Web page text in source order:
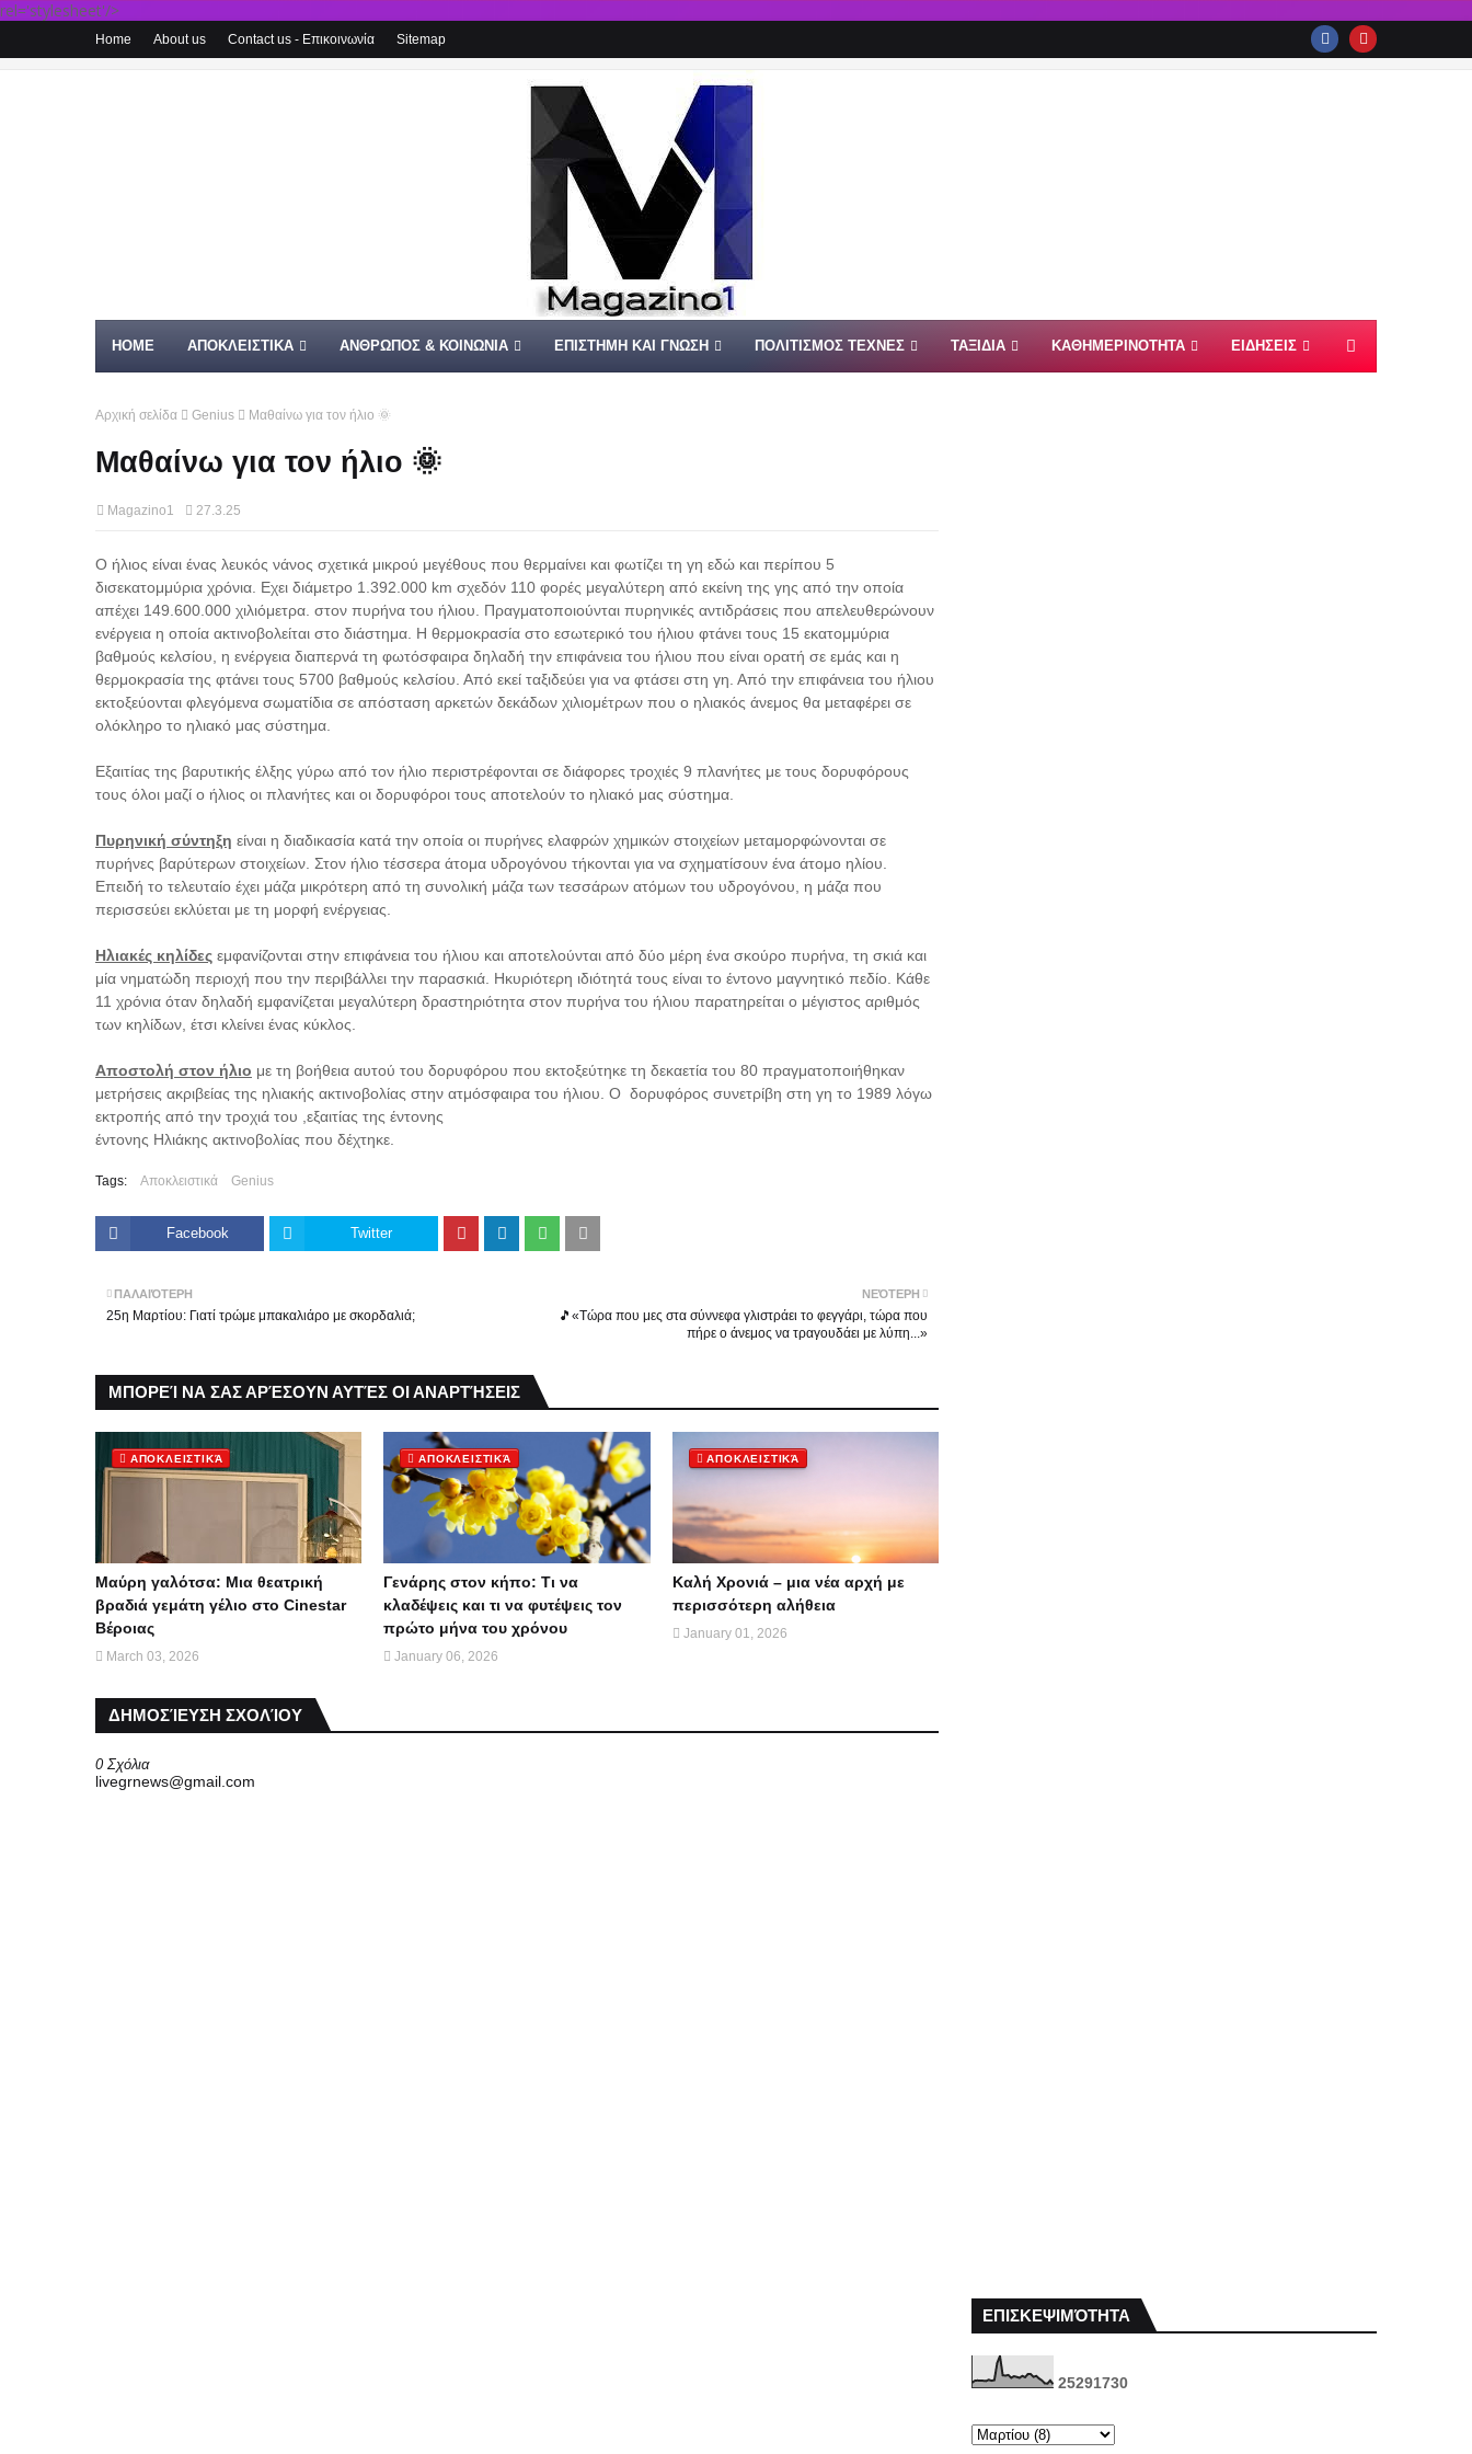
rel='stylesheet'/>
Home About us Contact us - Επικοινωνία Sitemap
HOME ΑΠΟΚΛΕΙΣΤΙΚΑ ΑΝΘΡΩΠΟΣ & ΚΟΙΝΩΝΙΑ ΕΠΙΣΤΗΜΗ ΚΑΙ ΓΝΩΣΗ ΠΟΛΙΤΙΣΜΟΣ ΤΕΧΝΕΣ ΤΑΞΙΔΙΑ ΚΑΘΗΜΕΡΙΝΟΤΗΤΑ ΕΙΔΗΣΕΙΣ
Αρχική σελίδα Genius Μαθαίνω για τον ήλιο 🌞
Μαθαίνω για τον ήλιο 🌞
Magazino1 27.3.25
Ο ήλιος είναι ένας λευκός νάνος σχετικά μικρού μεγέθους που θερμαίνει και φωτίζει τη γη εδώ και περίπου 5
δισεκατομμύρια χρόνια. Εχει διάμετρο 1.392.000 km σχεδόν 110 φορές μεγαλύτερη από εκείνη της γης από την οποία
απέχει 149.600.000 χιλιόμετρα. στον πυρήνα του ήλιου. Πραγματοποιούνται πυρηνικές αντιδράσεις που απελευθερώνουν
ενέργεια η οποία ακτινοβολείται στο διάστημα. Η θερμοκρασία στο εσωτερικό του ήλιου φτάνει τους 15 εκατομμύρια
βαθμούς κελσίου, η ενέργεια διαπερνά τη φωτόσφαιρα δηλαδή την επιφάνεια του ήλιου που είναι ορατή σε εμάς και η
θερμοκρασία της φτάνει τους 5700 βαθμούς κελσίου. Από εκεί ταξιδεύει για να φτάσει στη γη. Από την επιφάνεια του ήλιου
εκτοξεύονται φλεγόμενα σωματίδια σε απόσταση αρκετών δεκάδων χιλιομέτρων που ο ηλιακός άνεμος θα μεταφέρει σε
ολόκληρο το ηλιακό μας σύστημα.
Εξαιτίας της βαρυτικής έλξης γύρω από τον ήλιο περιστρέφονται σε διάφορες τροχιές 9 πλανήτες με τους δορυφόρους
τους όλοι μαζί ο ήλιος οι πλανήτες και οι δορυφόροι τους αποτελούν το ηλιακό μας σύστημα.
Πυρηνική σύντηξη είναι η διαδικασία κατά την οποία οι πυρήνες ελαφρών χημικών στοιχείων μεταμορφώνονται σε
πυρήνες βαρύτερων στοιχείων. Στον ήλιο τέσσερα άτομα υδρογόνου τήκονται για να σχηματίσουν ένα άτομο ηλίου.
Επειδή το τελευταίο έχει μάζα μικρότερη από τη συνολική μάζα των τεσσάρων ατόμων του υδρογόνου, η μάζα που
περισσεύει εκλύεται με τη μορφή ενέργειας.
Ηλιακές κηλίδες εμφανίζονται στην επιφάνεια του ήλιου και αποτελούνται από δύο μέρη ένα σκούρο πυρήνα, τη σκιά και
μία νηματώδη περιοχή που την περιβάλλει την παρασκιά. Ηκυριότερη ιδιότητά τους είναι το έντονο μαγνητικό πεδίο. Κάθε
11 χρόνια όταν δηλαδή εμφανίζεται μεγαλύτερη δραστηριότητα στον πυρήνα του ήλιου παρατηρείται ο μέγιστος αριθμός
των κηλίδων, έτσι κλείνει ένας κύκλος.
Αποστολή στον ήλιο με τη βοήθεια αυτού του δορυφόρου που εκτοξεύτηκε τη δεκαετία του 80 πραγματοποιήθηκαν
μετρήσεις ακριβείας της ηλιακής ακτινοβολίας στην ατμόσφαιρα του ήλιου. Ο δορυφόρος συνετρίβη στη γη το 1989 λόγω
εκτροπής από την τροχιά του ,εξαιτίας της έντονης
έντονης Ηλιάκης ακτινοβολίας που δέχτηκε.
Tags: Αποκλειστικά Genius
Facebook Twitter
ΝΕΌΤΕΡΗ
🎵«Τώρα που μες στα σύννεφα γλιστράει το φεγγάρι, τώρα που
πήρε ο άνεμος να τραγουδάει με λύπη...»
ΠΑΛΑΙΌΤΕΡΗ
25η Μαρτίου: Γιατί τρώμε μπακαλιάρο με σκορδαλιά;
ΜΠΟΡΕΊ ΝΑ ΣΑΣ ΑΡΈΣΟΥΝ ΑΥΤΈΣ ΟΙ ΑΝΑΡΤΉΣΕΙΣ
ΑΠΟΚΛΕΙΣΤΙΚΆ
Μαύρη γαλότσα: Μια θεατρική
βραδιά γεμάτη γέλιο στο Cinestar
Βέροιας
March 03, 2026
ΑΠΟΚΛΕΙΣΤΙΚΆ
Γενάρης στον κήπο: Τι να
κλαδέψεις και τι να φυτέψεις τον
πρώτο μήνα του χρόνου
January 06, 2026
ΑΠΟΚΛΕΙΣΤΙΚΆ
Καλή Χρονιά – μια νέα αρχή με
περισσότερη αλήθεια
January 01, 2026
ΔΗΜΟΣΊΕΥΣΗ ΣΧΟΛΊΟΥ
0 Σχόλια
livegrnews@gmail.com
ΕΠΙΣΚΕΨΙΜΌΤΗΤΑ
25291730